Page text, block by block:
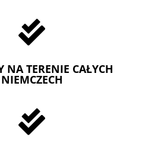

NA TERENIE CAŁYCH
NIEMCZECH
